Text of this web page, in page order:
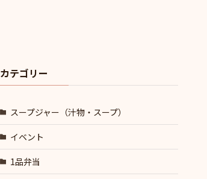
カテゴリー
スープジャー（汁物・スープ）
イベント
1品弁当